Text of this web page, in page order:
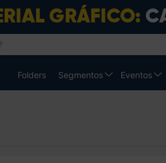
Folders Segmentos Eventos